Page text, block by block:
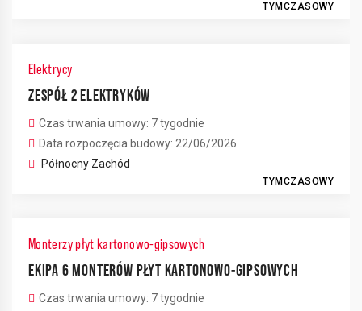
TYMCZASOWY
Elektrycy
ZESPÓŁ 2 ELEKTRYKÓW
Czas trwania umowy: 7 tygodnie
Data rozpoczęcia budowy: 22/06/2026
Północny Zachód
TYMCZASOWY
Monterzy płyt kartonowo-gipsowych
EKIPA 6 MONTERÓW PŁYT KARTONOWO-GIPSOWYCH
Czas trwania umowy: 7 tygodnie
4